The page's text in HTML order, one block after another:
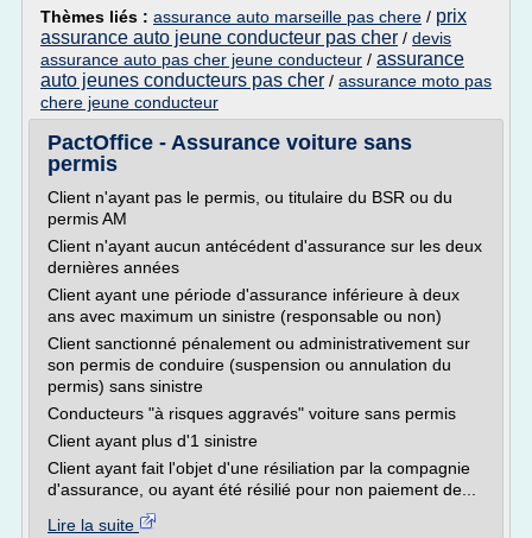
Thèmes liés : assurance auto marseille pas chere / prix
assurance auto jeune conducteur pas cher / devis
assurance auto pas cher jeune conducteur / assurance
auto jeunes conducteurs pas cher / assurance moto pas
chere jeune conducteur
PactOffice - Assurance voiture sans
permis
Client n'ayant pas le permis, ou titulaire du BSR ou du
permis AM
Client n'ayant aucun antécédent d'assurance sur les deux
dernières années
Client ayant une période d'assurance inférieure à deux
ans avec maximum un sinistre (responsable ou non)
Client sanctionné pénalement ou administrativement sur
son permis de conduire (suspension ou annulation du
permis) sans sinistre
Conducteurs "à risques aggravés" voiture sans permis
Client ayant plus d'1 sinistre
Client ayant fait l'objet d'une résiliation par la compagnie
d'assurance, ou ayant été résilié pour non paiement de...
Lire la suite